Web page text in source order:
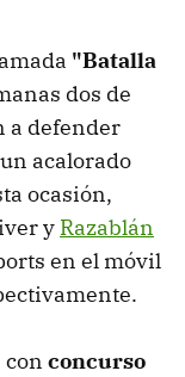
"Batalla
dos de
a defender
acalorado
ocasión,
y Razablán
en el móvil
con concurso